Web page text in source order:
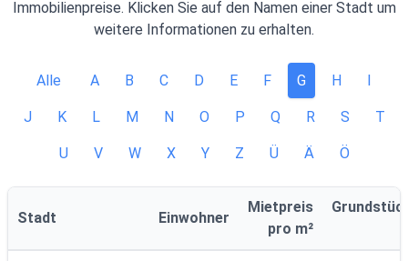
Immobilienpreise. Klicken Sie auf den Namen einer Stadt um
weitere Informationen zu erhalten.
Alle A B C D E F G H
J K L M N O P Q R S T
U V W X Y Z Ü Ä Ö
Stadt Einwohner
Mietpreis
pro m²